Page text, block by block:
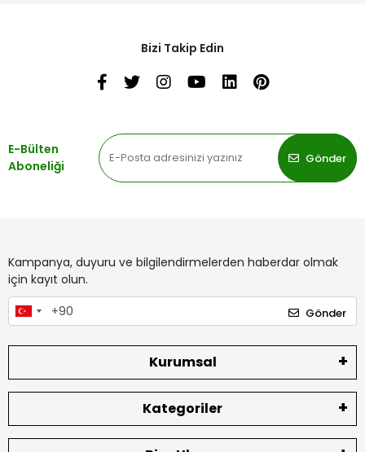
Bizi Takip Edin
E-Bülten
Aboneliği
Gönder
Kampanya, duyuru ve bilgilendirmelerden haberdar olmak
için kayıt olun.
Gönder
Kurumsal
Kategoriler